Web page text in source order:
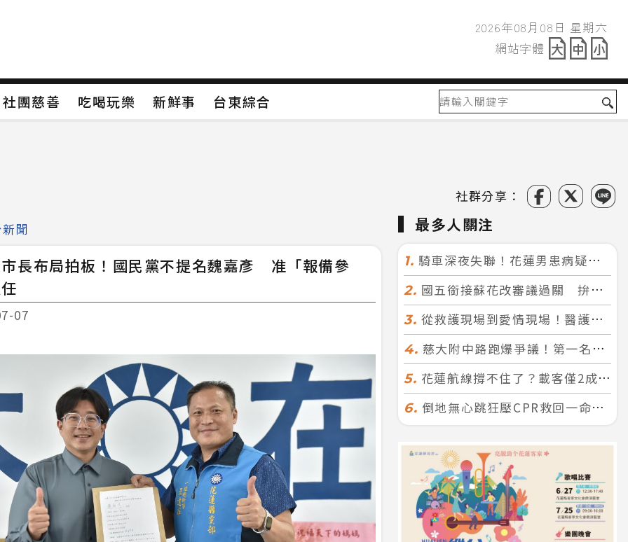
2026年08月08日
網站字體
社團慈善 吃喝玩樂 新鮮事
台東綜合
社群分享：
聞
長布局拍板！國民黨不提名魏嘉彥 准「報備參
07
最多人關注
1. 騎車深夜失聯！花蓮男患病疑迷途 警徒步百米急尋救回一命
2. 國五銜接蘇花改審議過關 拚明年七月前開工！台北花蓮2小時生活圈成形
3. 從救護現場到愛情現場！醫護×消防浪漫聯誼 32人配對成功5對
4. 慈大附中路跑爆爭議！第一名遭拔又改並列 家長怒：難以接受
5. 花蓮航線撐不住了？載客僅2成、年虧7000萬 華信喊：真的快飛不下去
6. 倒地無心跳狂壓CPR救回一命！警手傷撕裂仍不放手 竟救到藝人何篤霖哥哥
2026年08月08日 星期六
網站字體
社團慈善 吃喝玩樂 新鮮事 台東綜合